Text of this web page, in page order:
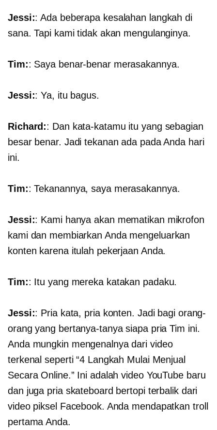
Jessi:: Ada beberapa kesalahan langkah di
sana. Tapi kami tidak akan mengulanginya.
Tim:: Saya benar-benar merasakannya.
Jessi:: Ya, itu bagus.
Richard:: Dan kata-katamu itu yang sebagian
besar benar. Jadi tekanan ada pada Anda hari
ini.
Tim:: Tekanannya, saya merasakannya.
Jessi:: Kami hanya akan mematikan mikrofon
kami dan membiarkan Anda mengeluarkan
konten karena itulah pekerjaan Anda.
Tim:: Itu yang mereka katakan padaku.
Jessi:: Pria kata, pria konten. Jadi bagi orang-
orang yang bertanya-tanya siapa pria Tim ini.
Anda mungkin mengenalnya dari video
terkenal seperti “4 Langkah Mulai Menjual
Secara Online.” Ini adalah video YouTube baru
dan juga pria skateboard bertopi terbalik dari
video piksel Facebook. Anda mendapatkan troll
pertama Anda.